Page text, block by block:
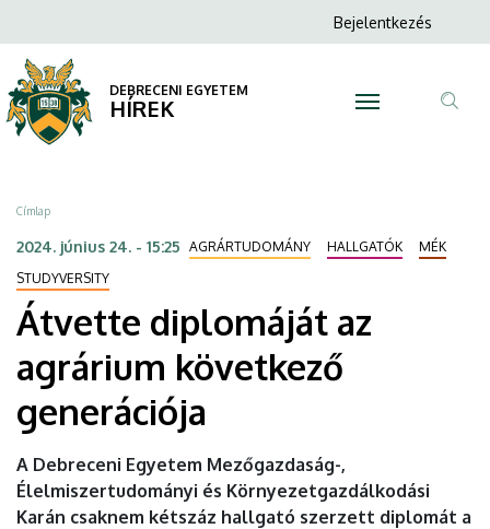
diplomáját
az
agrárium
következő
generációja
DEBRECENI
EGYETEM
a
tartalomra
Anonim
menüje
Bejelentkezés
DEBRECENI EGYETEM
HÍREK
Morzsa
Címlap
2024. június 24. - 15:25 AGRÁRTUDOMÁNY HALLGATÓK
MÉK
STUDYVERSITY
Átvette diplomáját az
agrárium következő
generációja
A Debreceni Egyetem Mezőgazdaság-,
Élelmiszertudományi és Környezetgazdálkodási
Karán csaknem kétszáz hallgató szerzett diplomát a